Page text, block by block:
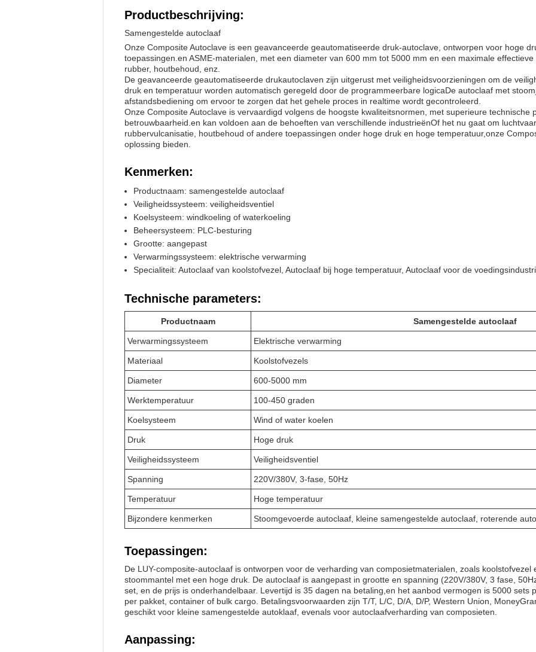
Productbeschrijving:
Samengestelde autoclaaf
Onze Composite Autoclave is een geavanceerde geautomatiseerde druk-autoclave, ontworpen voor hoge
toepassingen.en ASME-materialen, met een diameter van 600 mm tot 5000 mm en een maximale
rubber, houtbehoud, enz.
De geavanceerde geautomatiseerde drukautoclaven zijn uitgerust met veiligheidsvoorzieningen om de
druk en temperatuur worden automatisch geregeld door de programmeerbare logicaDe autoclaaf met
afstandsbediening om ervoor te zorgen dat het gehele proces in realtime wordt gecontroleerd.
Onze Composite Autoclave is vervaardigd volgens de hoogste kwaliteitsnormen, met superieure technische
betrouwbaarheid.en kan voldoen aan de behoeften van verschillende industrieënOf het nu gaat om
rubbervulcanisatie, houtbehoud of andere toepassingen onder hoge druk en hoge temperatuur,onze
oplossing bieden.
Kenmerken:
Productnaam: samengestelde autoclaaf
Veiligheidssysteem: veiligheidsventiel
Koelsysteem: windkoeling of waterkoeling
Beheersysteem: PLC-besturing
Grootte: aangepast
Verwarmingssysteem: elektrische verwarming
Specialiteit: Autoclaaf van koolstofvezel, Autoclaaf bij hoge temperatuur, Autoclaaf voor de
Technische parameters:
Productnaam Samengestelde autoclaaf
Verwarmingssysteem Elektrische verwarming
Materiaal Koolstofvezels
Diameter 600-5000 mm
Werktemperatuur 100-450 graden
Koelsysteem Wind of water koelen
Druk Hoge druk
Veiligheidssysteem Veiligheidsventiel
Spanning 220V/380V, 3-fase, 50Hz
Temperatuur Hoge temperatuur
Bijzondere kenmerken Stoomgevoerde autoclaaf, kleine samengestelde autoclaaf, roterende
Toepassingen:
De LUY-composite-autoclaaf is ontworpen voor de verharding van composietmaterialen, zoals
stoommantel met een hoge druk. De autoclaaf is aangepast in grootte en spanning (220V/380V, 3 fase,
set, en de prijs is onderhandelbaar. Levertijd is 35 dagen na betaling,en het aanbod vermogen is 5000 sets
per pakket, container of bulk cargo. Betalingsvoorwaarden zijn T/T, L/C, D/A, D/P, Western Union,
geschikt voor kleine samengestelde autoklaaf, evenals voor autoclaafverharding van composieten.
Aanpassing: